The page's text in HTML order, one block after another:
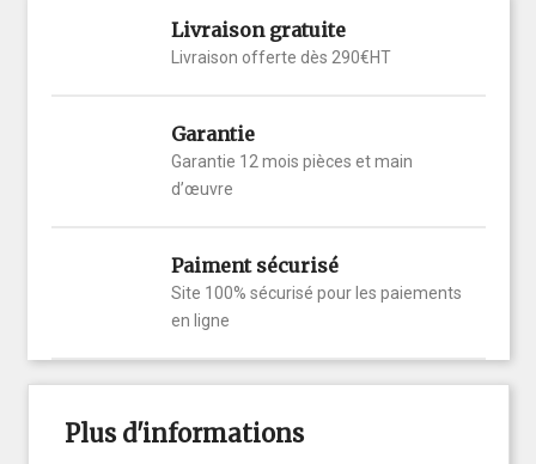
Livraison gratuite
Livraison offerte dès 290€HT
Garantie
Garantie 12 mois pièces et main
d’œuvre
Paiment sécurisé
Site 100% sécurisé pour les paiements
en ligne
Plus d'informations